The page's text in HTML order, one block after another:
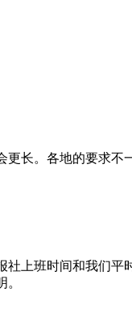
长。各地的要求不
上班时间和我们平